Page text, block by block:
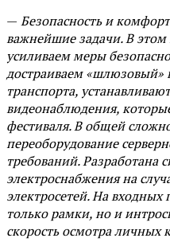
— Безопасность и
важнейшие задачи. В
усиливаем меры
достраиваем «шлюзовый»
транспорта,
видеонаблюдения,
фестиваля. В общей
переоборудование
требований. Разработана
электроснабжения на
электросетей. На входных
только рамки, но и
скорость осмотра личных